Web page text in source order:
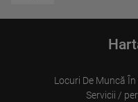
Locuri De Muncă
Servicii /